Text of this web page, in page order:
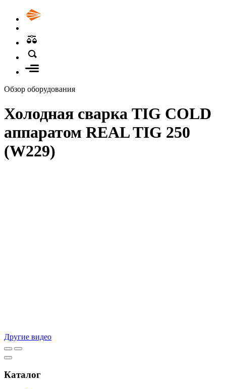
Обзор оборудования
Холодная сварка TIG COLD
аппаратом REAL TIG 250
(W229)
Другие видео
Каталог